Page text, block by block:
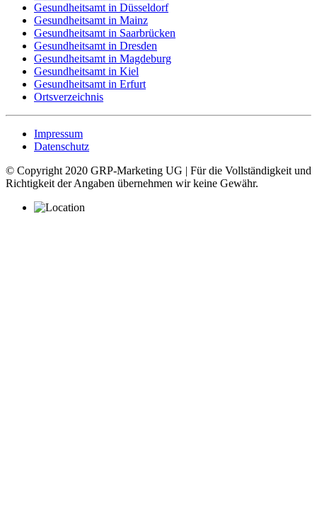
Gesundheitsamt in Düsseldorf
Gesundheitsamt in Mainz
Gesundheitsamt in Saarbrücken
Gesundheitsamt in Dresden
Gesundheitsamt in Magdeburg
Gesundheitsamt in Kiel
Gesundheitsamt in Erfurt
Ortsverzeichnis
Impressum
Datenschutz
© Copyright 2020 GRP-Marketing UG | Für die Vollständigkeit und
Richtigkeit der Angaben übernehmen wir keine Gewähr.